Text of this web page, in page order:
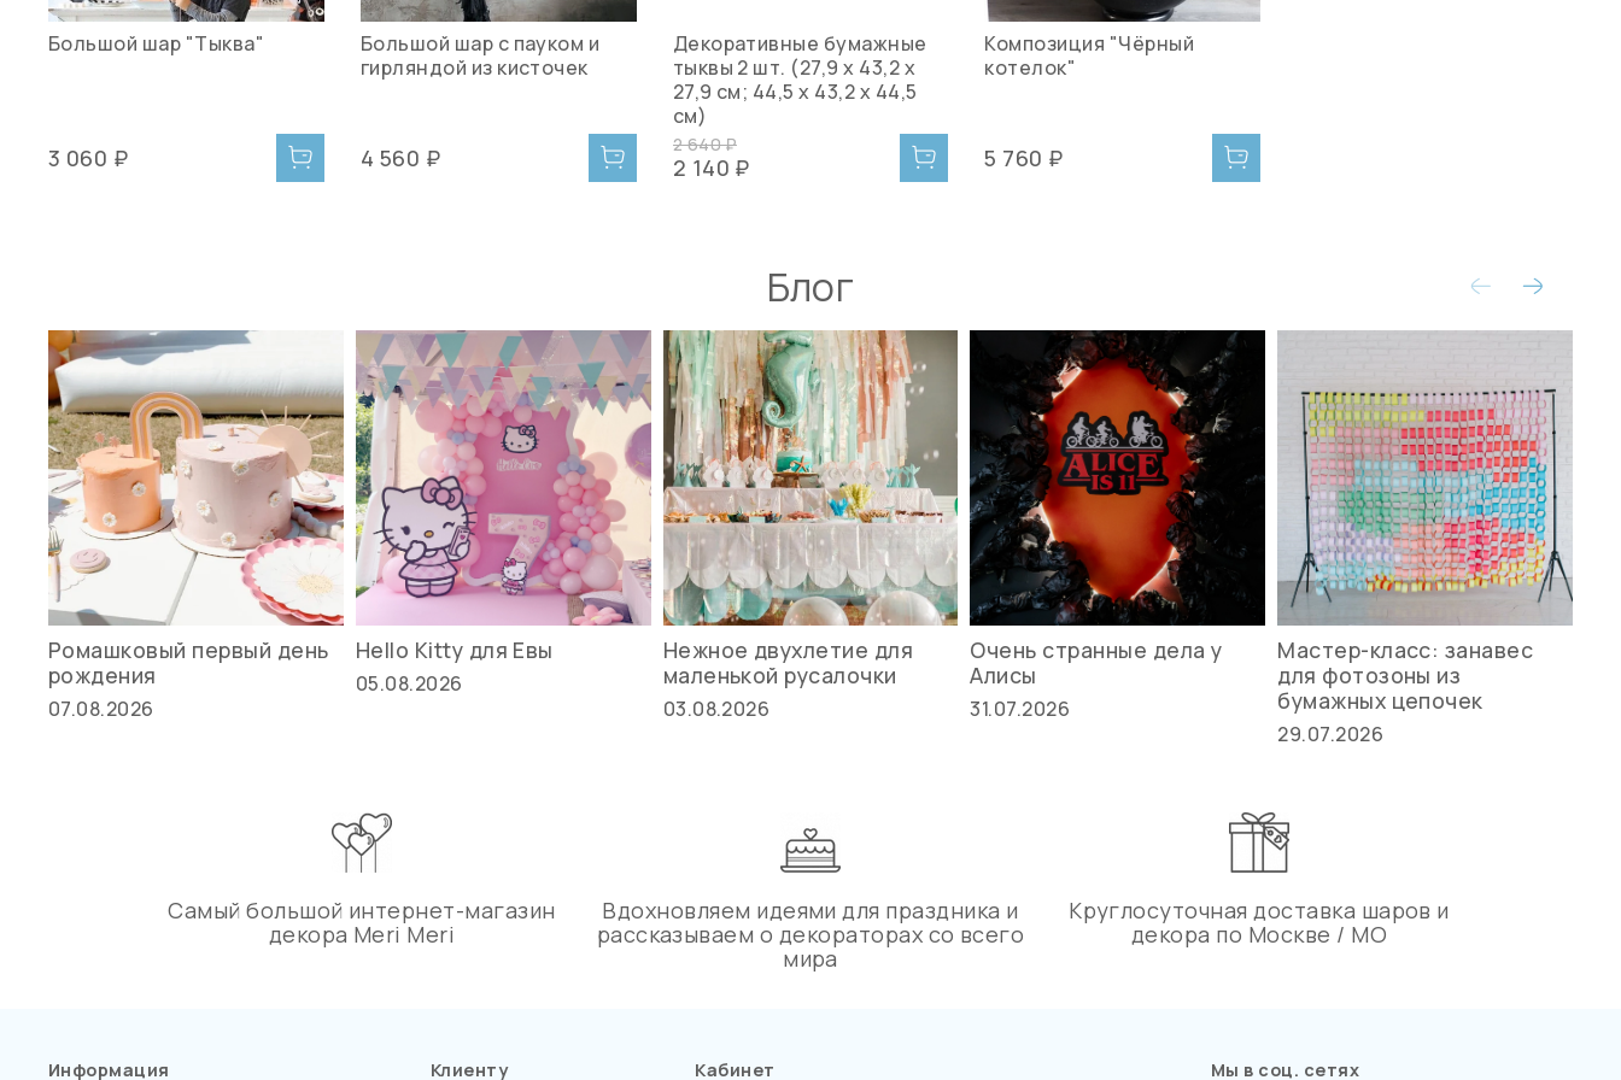
Большой шар "Тыква"
3 060 ₽
Большой шар с пауком и
гирляндой из кисточек
4 560 ₽
Декоративные бумажные
тыквы 2 шт. (27,9 х 43,2 х
27,9 см; 44,5 х 43,2 х 44,5
см)
2 640 ₽
2 140 ₽
Композиция "Чёрный
котелок"
5 760 ₽
Блог
Ромашковый первый день
рождения
07.08.2026
Hello Kitty для Евы
05.08.2026
Нежное двухлетие для
маленькой русалочки
03.08.2026
Очень странные дела у
Алисы
31.07.2026
Мастер-класс: занавес
для фотозоны из
бумажных цепочек
29.07.2026
Самый большой интернет-магазин
декора Meri Meri
Вдохновляем идеями для праздника и
рассказываем о декораторах со всего
мира
Круглосуточная доставка шаров и
декора по Москве / МО
Информация Клиенту Кабинет Мы в соц. сетях